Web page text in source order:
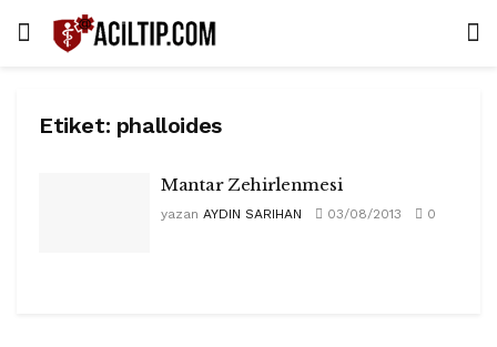
Etiket: phalloides
Mantar Zehirlenmesi
yazan AYDIN SARIHAN 03/08/2013 0